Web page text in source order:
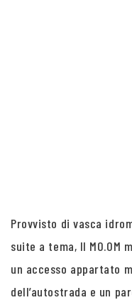
Provvisto di vasca
suite a tema, Il MO.OM
un accesso appartato
dell’autostrada e un